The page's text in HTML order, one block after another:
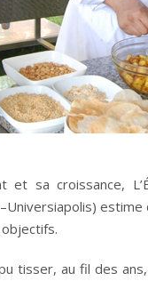
et sa croissance,
tisser, au fil des